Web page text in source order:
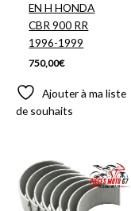
EN H HONDA
CBR 900 RR
1996-1999
750,00€
Ajouter à ma liste
de souhaits